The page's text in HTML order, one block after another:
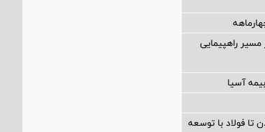
راهپیمایی
تا فولاد با توسعه